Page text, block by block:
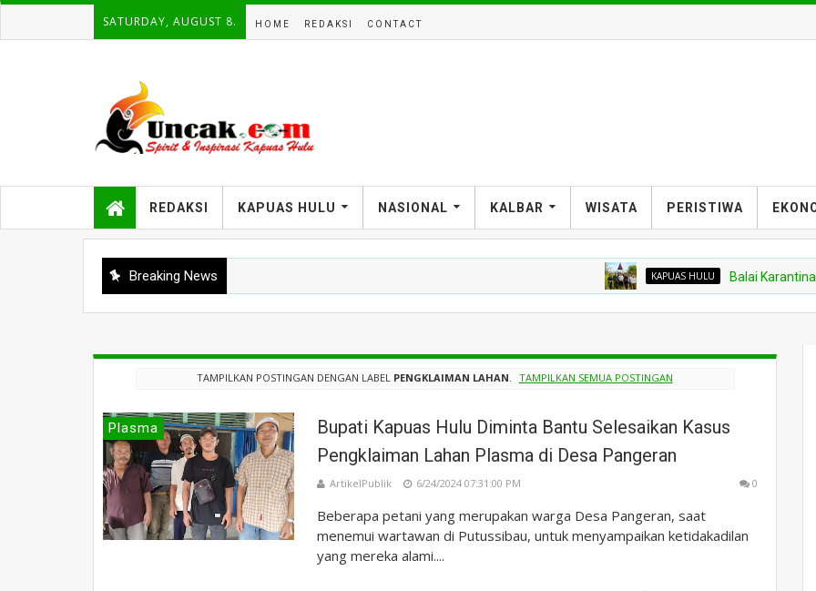
SATURDAY, AUGUST 8. HOME REDAKSI CONTACT
REDAKSI KAPUAS HULU NASIONAL KALBAR WISATA PERISTIWA
Breaking News KAPUAS HULU Balai Karantina
TAMPILKAN POSTINGAN DENGAN LABEL PENGKLAIMAN LAHAN. TAMPILKAN SEMUA POSTINGAN
Plasma
Bupati Kapuas Hulu Diminta Bantu Selesaikan Kasus
Pengklaiman Lahan Plasma di Desa Pangeran
ArtikelPublik 6/24/2024 07:31:00 PM 0
Beberapa petani yang merupakan warga Desa Pangeran, saat
menemui wartawan di Putussibau, untuk menyampaikan ketidakadilan
yang mereka alami....